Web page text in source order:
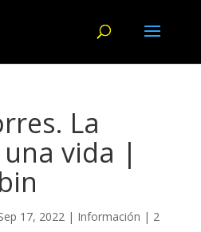
La
vida |
17, 2022| Información | 2